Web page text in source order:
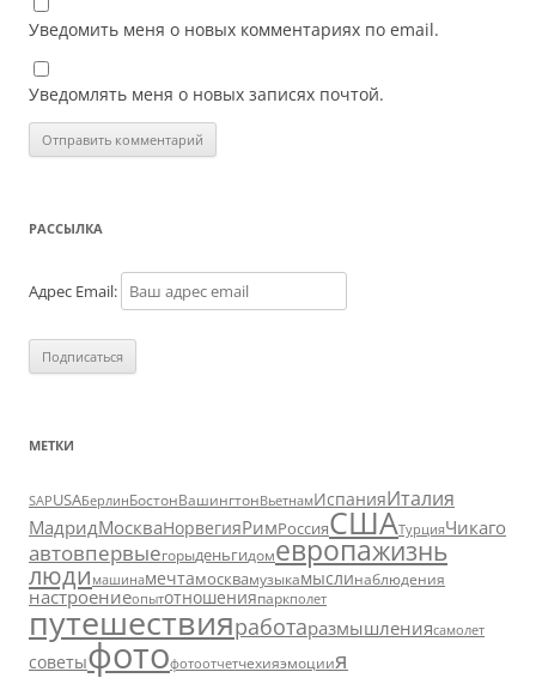
Уведомить меня о новых комментариях по email.
Уведомлять меня о новых записях почтой.
РАССЫЛКА
Адрес Email:
МЕТКИ
SAPUSAБерлинБостонВашингтонВьетнамИспанияИталия
МадридМоскваНорвегияРимРоссияСШАТурцияЧикаго
автовпервыегорыденьгидомевропажизнь
люди машинамечтамосквамузыкамыслинаблюдения
настроениеопытотношенияпаркполет
путешествияработаразмышлениясамолет
советыфотофотоотчетчехияэмоциия